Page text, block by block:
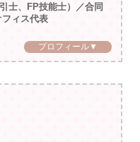
士、FP技能士）／合同
ィス代表
プロフィール▼